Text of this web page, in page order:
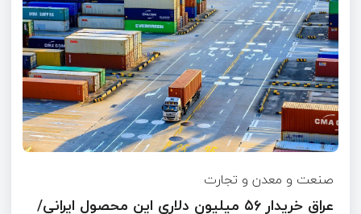
صنعت و معدن و تجارت
عراق خریدار ۵۶ میلیون دلاری این محصول ایرانی/